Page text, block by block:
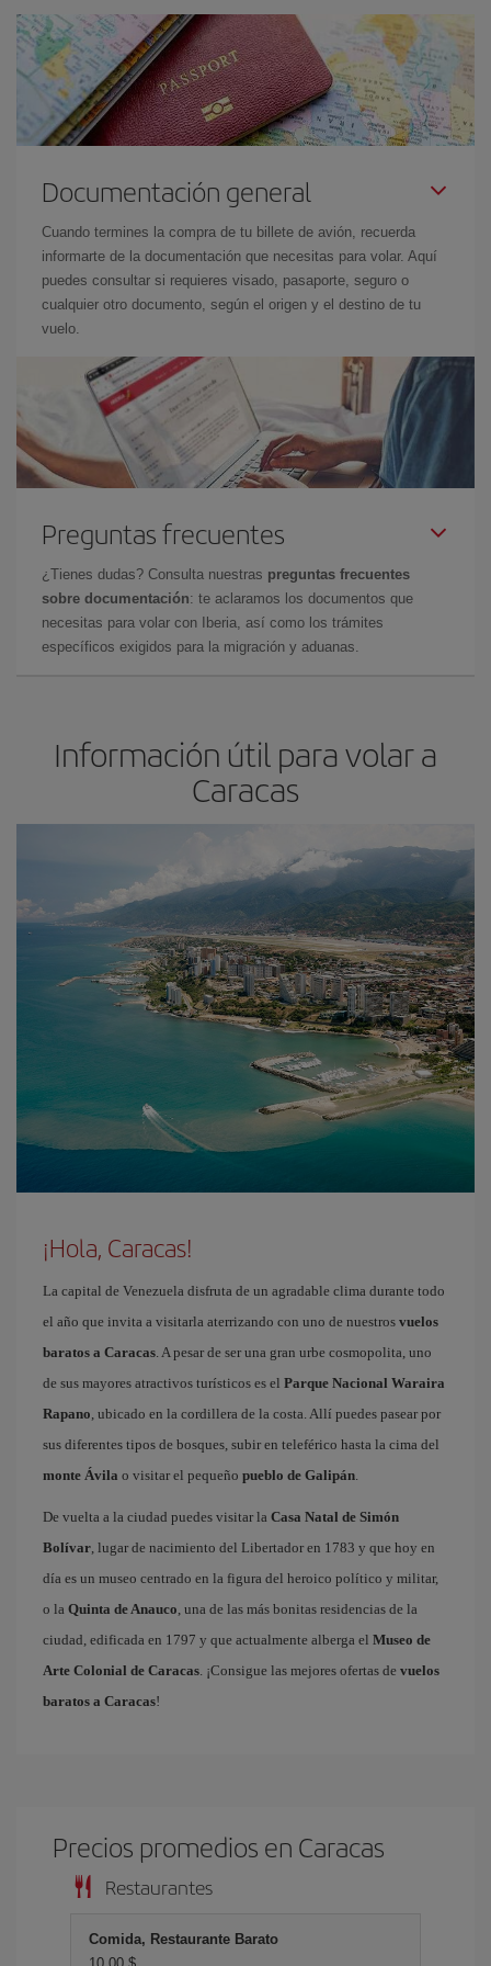
Documentación general
Cuando termines la compra de tu billete de avión, recuerda
informarte de la documentación que necesitas para volar. Aquí
puedes consultar si requieres visado, pasaporte, seguro o
cualquier otro documento, según el origen y el destino de tu
vuelo.
Preguntas frecuentes
¿Tienes dudas? Consulta nuestras preguntas frecuentes
sobre documentación: te aclaramos los documentos que
necesitas para volar con Iberia, así como los trámites
específicos exigidos para la migración y aduanas.
Información útil para volar a
Caracas
¡Hola, Caracas!
La capital de Venezuela disfruta de un agradable clima durante todo
el año que invita a visitarla aterrizando con uno de nuestros vuelos
baratos a Caracas. A pesar de ser una gran urbe cosmopolita, uno
de sus mayores atractivos turísticos es el Parque Nacional Waraira
Rapano, ubicado en la cordillera de la costa. Allí puedes pasear por
sus diferentes tipos de bosques, subir en teleférico hasta la cima del
monte Ávila o visitar el pequeño pueblo de Galipán.
De vuelta a la ciudad puedes visitar la Casa Natal de Simón
Bolívar, lugar de nacimiento del Libertador en 1783 y que hoy en
día es un museo centrado en la figura del heroico político y militar,
o la Quinta de Anauco, una de las más bonitas residencias de la
ciudad, edificada en 1797 y que actualmente alberga el Museo de
Arte Colonial de Caracas. ¡Consigue las mejores ofertas de vuelos
baratos a Caracas!
Precios promedios en Caracas
Restaurantes
Comida, Restaurante Barato